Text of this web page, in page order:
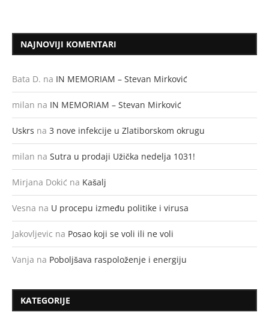
NAJNOVIJI KOMENTARI
Bata D. na IN MEMORIAM – Stevan Mirković
milan na IN MEMORIAM – Stevan Mirković
Uskrs na 3 nove infekcije u Zlatiborskom okrugu
milan na Sutra u prodaji Užička nedelja 1031!
Mirjana Dokić na Kašalj
Vesna na U procepu između politike i virusa
Jakovljevic na Posao koji se voli ili ne voli
Vanja na Poboljšava raspoloženje i energiju
KATEGORIJE